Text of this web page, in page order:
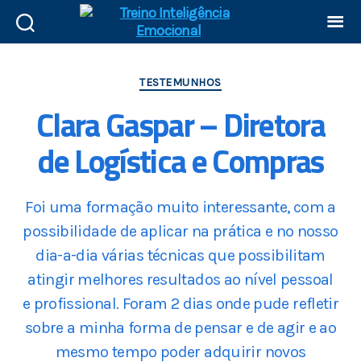
TESTEMUNHOS
Clara Gaspar – Diretora
de Logística e Compras
Foi uma formação muito interessante, com a
possibilidade de aplicar na prática e no nosso
dia-a-dia várias técnicas que possibilitam
atingir melhores resultados ao nível pessoal
e profissional. Foram 2 dias onde pude refletir
sobre a minha forma de pensar e de agir e ao
mesmo tempo poder adquirir novos